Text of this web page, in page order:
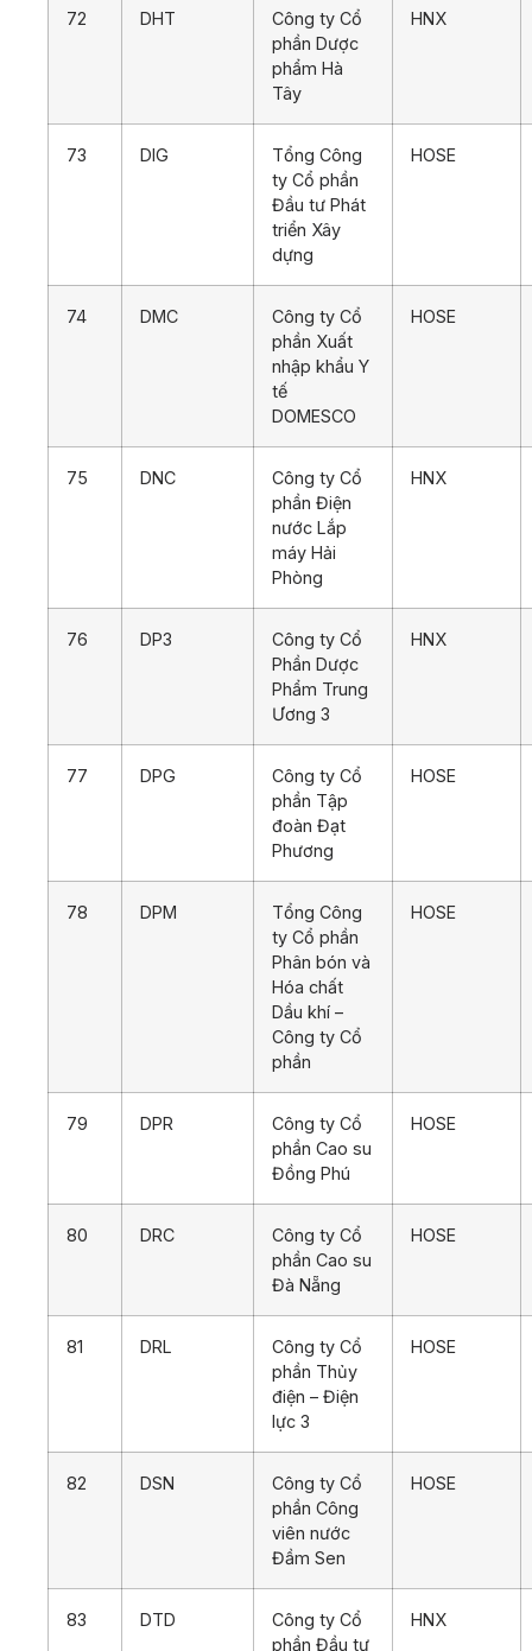
72 DHT
Công ty Cổ
phần Dược
phẩm Hà
Tây
HNX
73 DIG
Tổng Công
ty Cổ phần
Đầu tư Phát
triển Xây
dựng
HOSE
74 DMC
Công ty Cổ
phần Xuất
nhập khẩu Y
tế
DOMESCO
HOSE
75 DNC
Công ty Cổ
phần Điện
nước Lắp
máy Hải
Phòng
HNX
76 DP3
Công ty Cổ
Phần Dược
Phẩm Trung
Ương 3
HNX
77 DPG
Công ty Cổ
phần Tập
đoàn Đạt
Phương
HOSE
78 DPM
Tổng Công
ty Cổ phần
Phân bón và
Hóa chất
Dầu khí –
Công ty Cổ
phần
HOSE
79 DPR
Công ty Cổ
phần Cao su
Đồng Phú
HOSE
80 DRC
Công ty Cổ
phần Cao su
Đà Nẵng
HOSE
81 DRL
Công ty Cổ
phần Thủy
điện – Điện
lực 3
HOSE
82 DSN
Công ty Cổ
phần Công
viên nước
Đầm Sen
HOSE
83 DTD
Công ty Cổ
phần Đầu tư
HNX